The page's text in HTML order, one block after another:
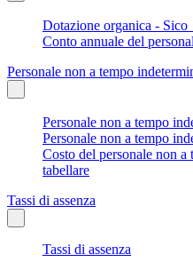
Dotazione organica - Sico
Conto annuale del
Personale non a tempo
Personale non a tempo
Personale non a tempo
Costo del personale non
tabellare
Tassi di assenza
Tassi di assenza